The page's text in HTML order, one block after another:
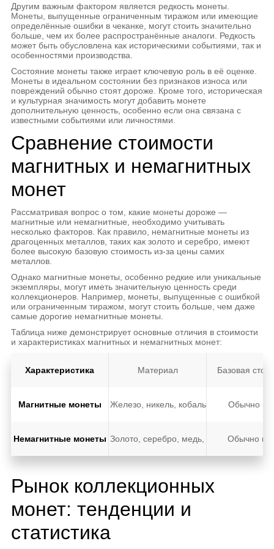
Другим важным фактором является редкость монеты.
Монеты, выпущенные ограниченным тиражом или имеющие
определённые ошибки в чеканке, могут стоить значительно
больше, чем их более распространённые аналоги. Редкость
может быть обусловлена как историческими событиями, так и
особенностями производства.
Состояние монеты также играет ключевую роль в её оценке.
Монеты в идеальном состоянии без признаков износа или
повреждений обычно стоят дороже. Кроме того, историческая
и культурная значимость могут добавить монете
дополнительную ценность, особенно если она связана с
известными событиями или личностями.
Сравнение стоимости
магнитных и немагнитных
монет
Рассматривая вопрос о том, какие монеты дороже —
магнитные или немагнитные, необходимо учитывать
несколько факторов. Как правило, немагнитные монеты из
драгоценных металлов, таких как золото и серебро, имеют
более высокую базовую стоимость из-за цены самих
металлов.
Однако магнитные монеты, особенно редкие или уникальные
экземпляры, могут иметь значительную ценность среди
коллекционеров. Например, монеты, выпущенные с ошибкой
или ограниченным тиражом, могут стоить больше, чем даже
самые дорогие немагнитные монеты.
Таблица ниже демонстрирует основные отличия в стоимости
и характеристиках магнитных и немагнитных монет:
Характеристика
Магнитные монеты
Немагнитные монеты
Материал
Железо, никель, кобальт
Золото, серебро, медь, алюминий
Базовая
Обычно
Обычно
Рынок коллекционных
монет: тенденции и
статистика